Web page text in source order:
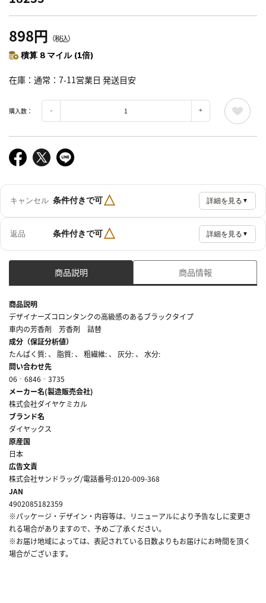
898円 （税込）
積算 8 マイル (1倍)
在庫 通常：7-11営業日 発送目安
購入数：
キャンセル 条件付きで可△ 詳細を見る ▼
返品 条件付きで可△ 詳細を見る ▼
商品説明 商品情報
商品説明
デザイナーズコロンタンクの高級感のあるブラックタイプ
車内の芳香剤 芳香剤 詰替
成分（保証分析値）
たんぱく質: 、 脂質: 、 粗繊維: 、 灰分: 、 水分:
問い合わせ先
06‐6846‐3735
メーカー名(製造販売会社)
株式会社ダイヤケミカル
ブランド名
ダイヤックス
原産国
日本
広告文責
株式会社サンドラッグ/電話番号:0120-009-368
JAN
4902085182359
※パッケージ・デザイン・内容等は、リニューアルにより予告なしに変更さ
れる場合がありますので、予めご了承ください。
※お届け地域によっては、表記されている日数よりもお届けにお時間を頂く
場合がございます。